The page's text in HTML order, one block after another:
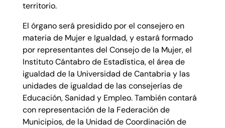
territorio.
El órgano será presidido por el consejero en
materia de Mujer e Igualdad, y estará formado
por representantes del Consejo de la Mujer, el
Instituto Cántabro de Estadística, el área de
igualdad de la Universidad de Cantabria y las
unidades de igualdad de las consejerías de
Educación, Sanidad y Empleo. También contará
con representación de la Federación de
Municipios, de la Unidad de Coordinación de